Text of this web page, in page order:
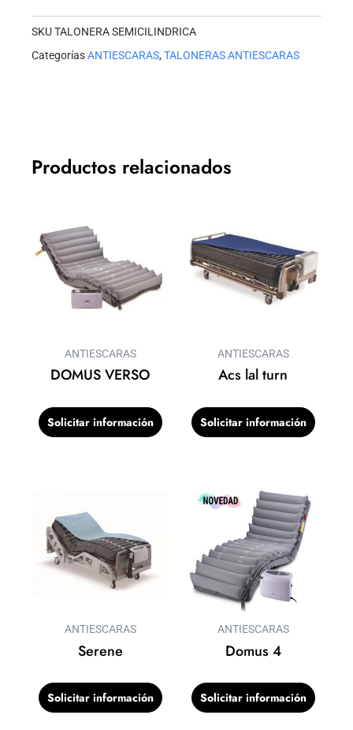
SKUTALONERA SEMICILINDRICA
CategoríasANTIESCARAS, TALONERAS ANTIESCARAS
Productos relacionados
ANTIESCARAS
DOMUS VERSO
Solicitar información
ANTIESCARAS
Acs lal turn
Solicitar información
ANTIESCARAS
Serene
Solicitar información
ANTIESCARAS
Domus 4
Solicitar información